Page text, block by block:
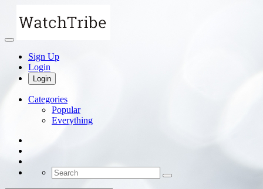
Sign Up
Login
Login
Categories
Popular
Everything